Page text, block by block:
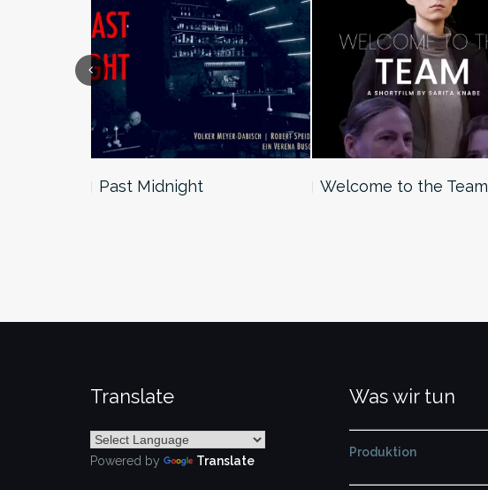
Previous
Past Midnight Welcome to the Team
Translate
Powered by Translate
Was wir tun
Produktion